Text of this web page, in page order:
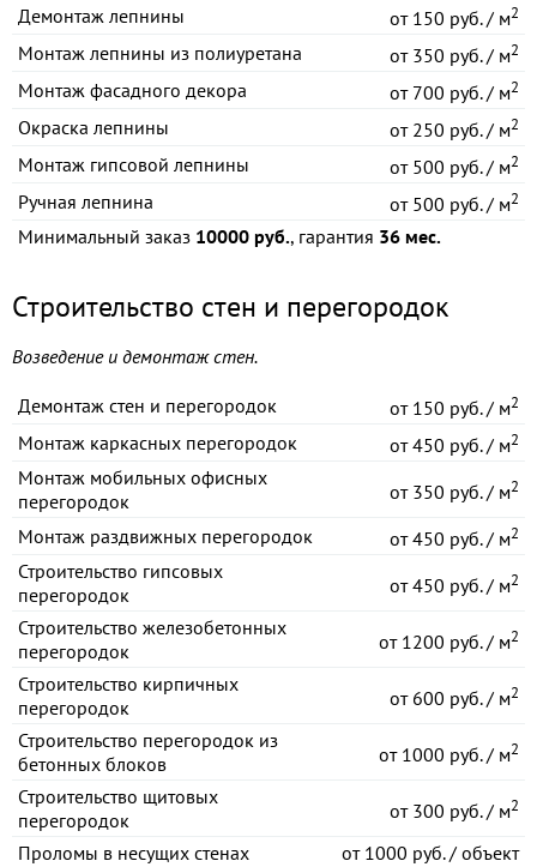
Демонтаж лепнины от150 руб. / м2
Монтаж лепнины из полиуретана от350 руб. / м2
Монтаж фасадного декора от700 руб. / м2
Окраска лепнины от250 руб. / м2
Монтаж гипсовой лепнины от500 руб. / м2
Ручная лепнина от500 руб. / м2
Минимальный заказ 10000 руб., гарантия 36 мес.
Строительство стен и перегородок
Возведение и демонтаж стен.
Демонтаж стен и перегородок от150 руб. / м2
Монтаж каркасных перегородок от450 руб. / м2
Монтаж мобильных офисных
перегородок
от350 руб. / м2
Монтаж раздвижных перегородок от450 руб. / м2
Строительство гипсовых
перегородок
от450 руб. / м2
Строительство железобетонных
перегородок
от1200 руб. / м2
Строительство кирпичных
перегородок
от600 руб. / м2
Строительство перегородок из
бетонных блоков
от1000 руб. / м2
Строительство щитовых
перегородок
от300 руб. / м2
Проломы в несущих стенах от1000 руб. / объект